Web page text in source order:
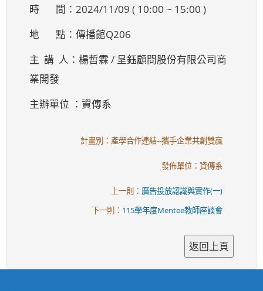
時 間：2024/11/09 ( 10:00 ~ 15:00 )
地 點：傳播館Q206
主 講 人：楊哲霖 / 呈鈺顧問股份有限公司商
業開發
主辦單位 ：資傳系
計畫別：產學合作連結--攜手企業共創雙贏
發佈單位：資傳系
上一則： 廣告投放認識與實作(一)
下一則： 115學年度Mentee教師座談會